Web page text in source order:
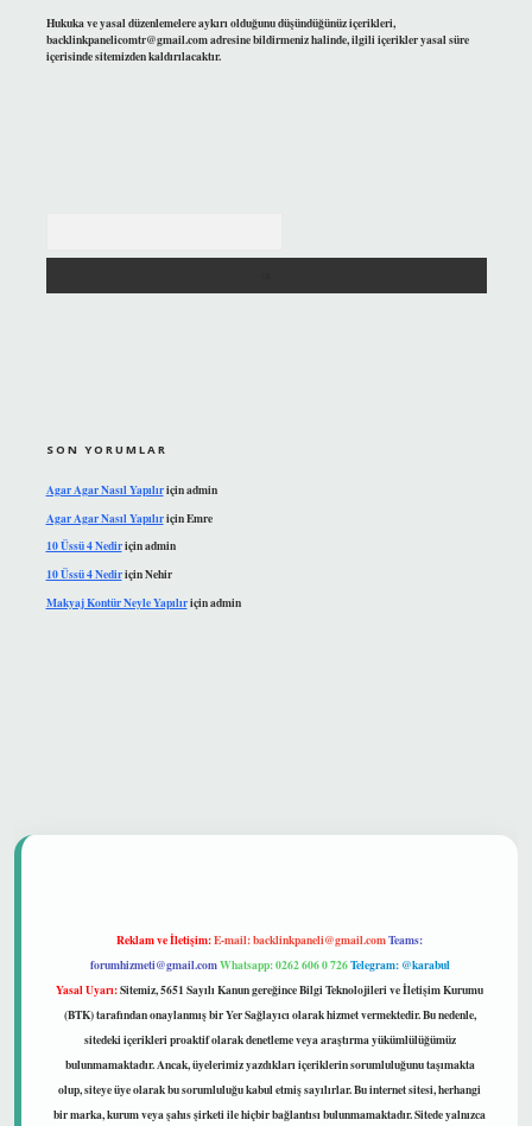
Hukuka ve yasal düzenlemelere aykırı olduğunu düşündüğünüz içerikleri,
backlinkpanelicomtr@gmail.comadresine bildirmeniz halinde, ilgili içerikler yasal süre
içerisinde sitemizden kaldırılacaktır.
SON YORUMLAR
Agar Agar Nasıl Yapılıriçinadmin
Agar Agar Nasıl YapılıriçinEmre
10 Üssü 4 Nediriçinadmin
10 Üssü 4 NediriçinNehir
Makyaj Kontür Neyle Yapılıriçinadmin
Reklam ve İletişim:E-mail:backlinkpaneli@gmail.comTeams:
forumhizmeti@gmail.comWhatsapp: 0262 606 0 726Telegram: @karabul
Yasal Uyarı:Sitemiz, 5651 Sayılı Kanun gereğince Bilgi Teknolojileri ve İletişim Kurumu
(BTK) tarafından onaylanmış bir Yer Sağlayıcı olarak hizmet vermektedir. Bu nedenle,
sitedeki içerikleri proaktif olarak denetleme veya araştırma yükümlülüğümüz
bulunmamaktadır. Ancak, üyelerimiz yazdıkları içeriklerin sorumluluğunu taşımakta
olup, siteye üye olarak bu sorumluluğu kabul etmiş sayılırlar. Bu internet sitesi, herhangi
bir marka, kurum veya şahıs şirketi ile hiçbir bağlantısı bulunmamaktadır. Sitede yalnızca